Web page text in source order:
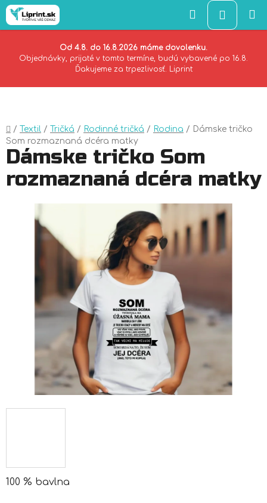
Od 4.8. do 16.8.2026 máme dovolenku.
Objednávky, prijaté v tomto termíne, budú vybavené po 16.8.
Ďakujeme za trpezlivosť. Liprint
Hľadať
KOŠÍK
Domov
/ Textil / Tričká / Rodinné tričká / Rodina / Dámske tričko
Som rozmaznaná dcéra matky
100 % bavlna
Dámske tričko Som
rozmaznaná dcéra matky